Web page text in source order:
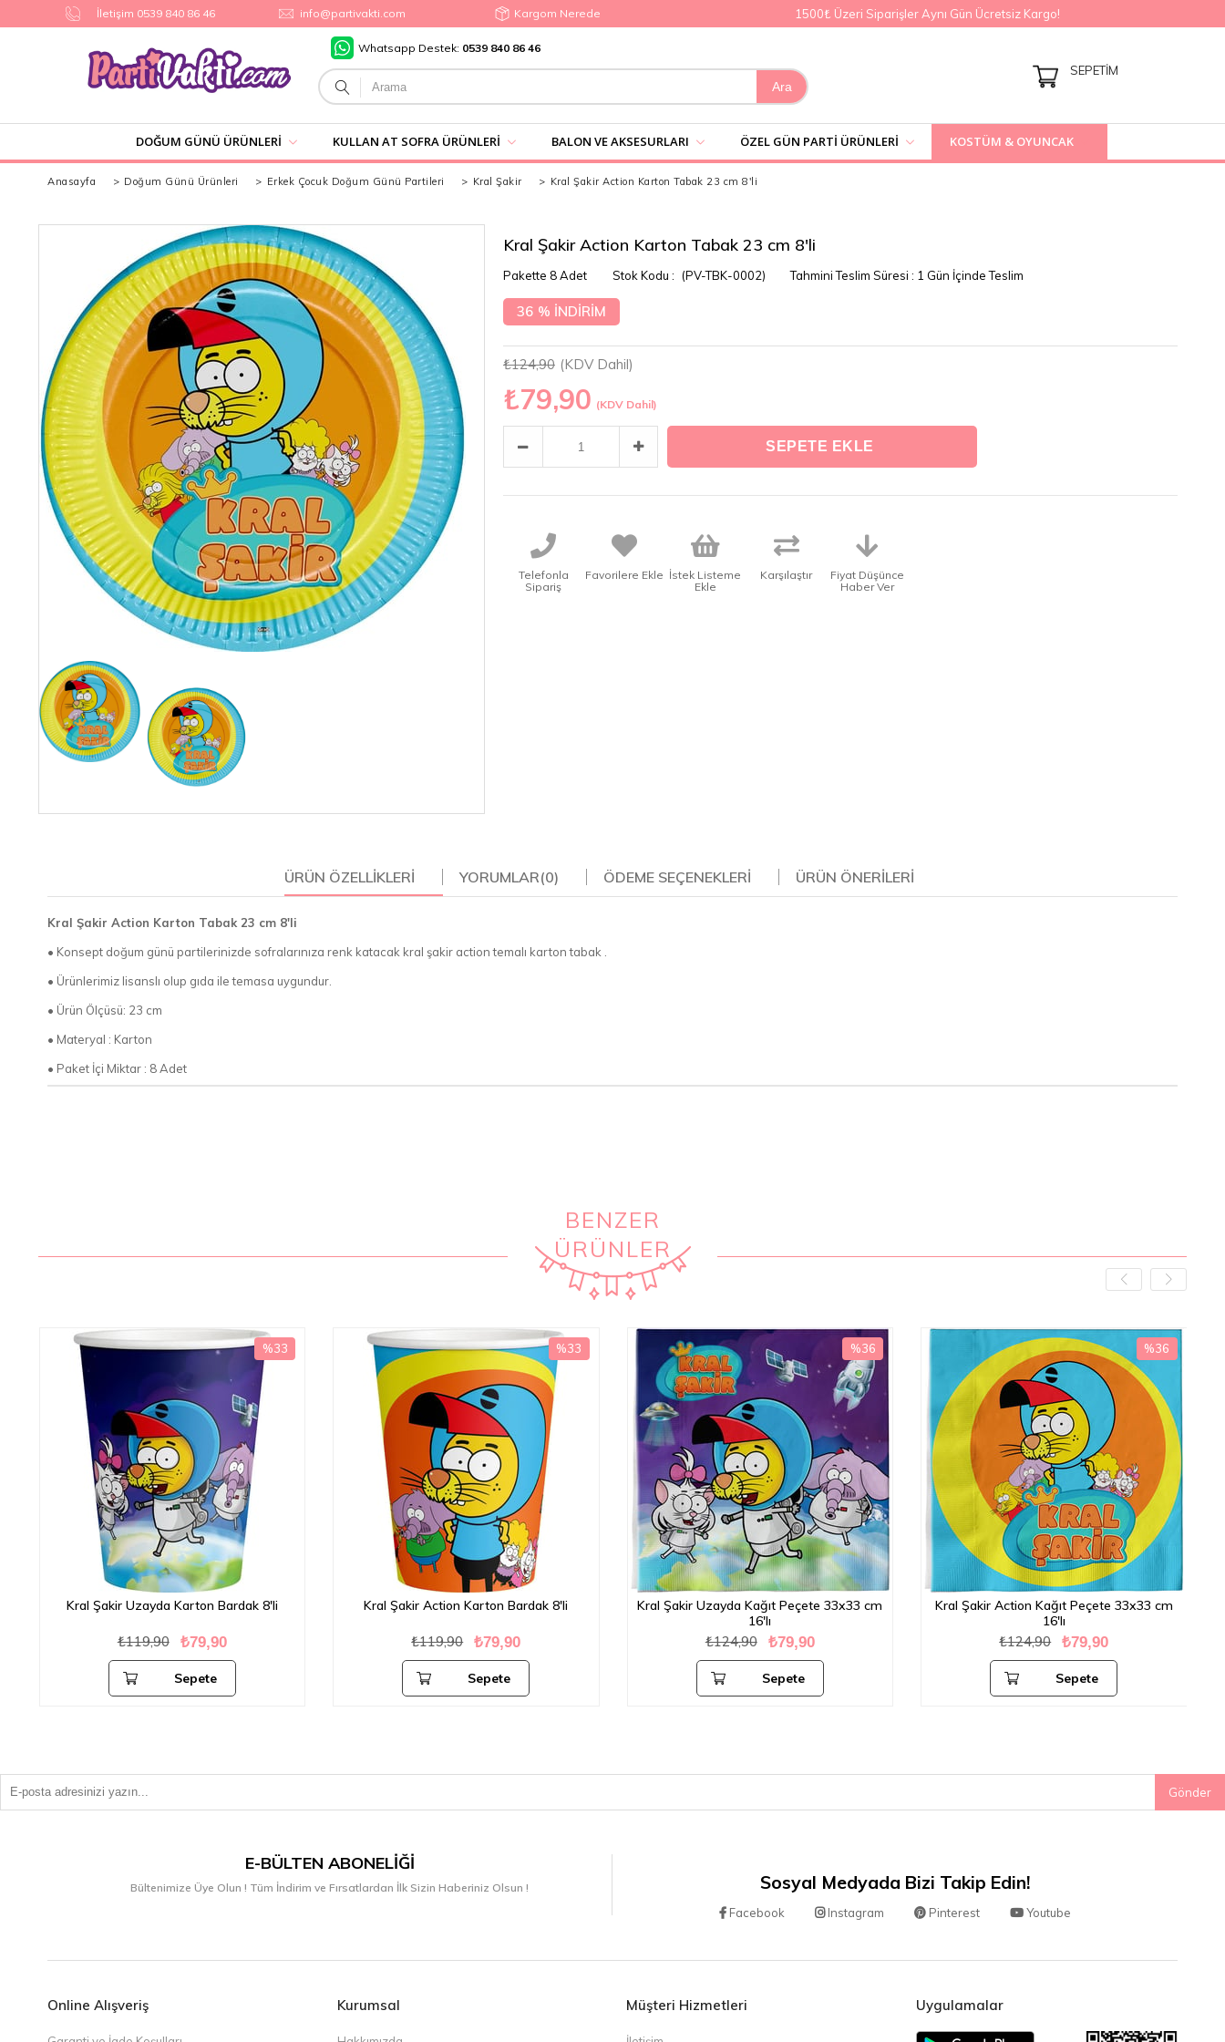
İletişim 0539 840 86 46 info@partivakti.com 1500₺ Üzeri Siparişler Aynı Gün Ücretsiz Kargo!
Kargom Nerede
Whatsapp Destek: 0539 840 86 46
SEPETIM
DOĞUM GÜNÜ ÜRÜNLERI KULLAN AT SOFRA ÜRÜNLERI BALON VE AKSESURLARI ÖZEL GÜN PARTI ÜRÜNLERI KOSTÜM & OYUNCAK
Anasayfa > Doğum Günü Ürünleri > Erkek Çocuk Doğum Günü Partileri > Kral Şakir > Kral Şakir Action Karton Tabak 23 cm 8'li
Kral Şakir Action Karton Tabak 23 cm 8'li
(PV-TBK-0002)
%
36 İNDIRIM
₺124,90 (KDV Dahil)
₺79,90 (KDV Dahil)
Tahmini Teslim Süresi : 1 Gün İçinde Teslim
Pakette 8 Adet
Telefonla
Sipariş
Favorilere Ekle İstek Listeme
Ekle
Karşılaştır
Fiyat Düşünce
Haber Ver
ÜRÜN ÖZELLIKLERI YORUMLAR(0) ÖDEME SEÇENEKLERI ÜRÜN ÖNERILERI
Kral Şakir Action Karton Tabak 23 cm 8'li
• Konsept doğum günü partilerinizde sofralarınıza renk katacak kral şakir action temalı karton tabak .
• Ürünlerimiz lisanslı olup gıda ile temasa uygundur.
• Ürün Ölçüsü: 23 cm
• Materyal : Karton
• Paket İçi Miktar : 8 Adet
BENZER
ÜRÜNLER
Kral Şakir Uzayda Karton Bardak 8'li
₺79,90
₺119,90
Sepete
%33
İndirim
%33İndirim
Kral Şakir Action Karton Bardak 8'li
₺79,90
₺119,90
Sepete
%33
İndirim
%33İndirim
Kral Şakir Uzayda Kağıt Peçete 33x33 cm
16'lı
₺79,90
₺124,90
Sepete
%36
İndirim
%36İndirim
Kral Şakir Action Kağıt Peçete 33x33 cm
16'lı
₺79,90
₺124,90
Sepete
%36
İndirim
%36İndirim
Gönder
E-BÜLTEN ABONELIĞI
Bültenimize Üye Olun ! Tüm İndirim ve Fırsatlardan İlk Sizin Haberiniz Olsun ! Sosyal Medyada Bizi Takip Edin!
Facebook Instagram Pinterest Youtube
Online Alışveriş Kurumsal Müşteri Hizmetleri Uygulamalar